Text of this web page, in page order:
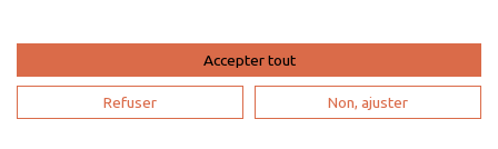
Weekend en amoureux
Weekend dernière minute
Communes populaires
Accepter tout
Refuser Non, ajuster